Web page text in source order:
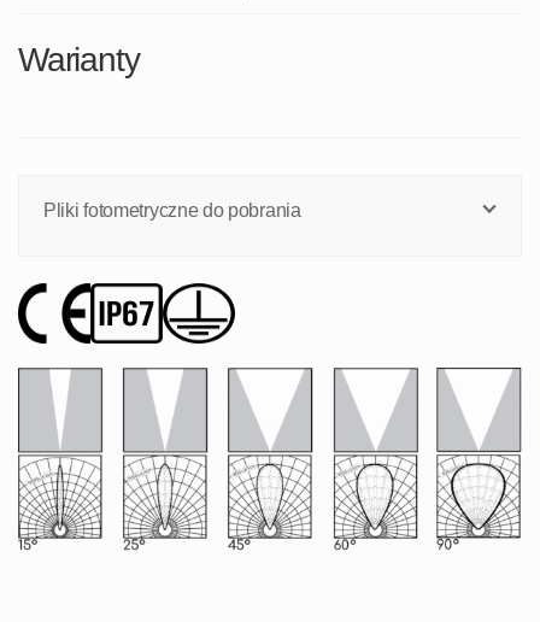
Warianty
Pliki fotometryczne do pobrania